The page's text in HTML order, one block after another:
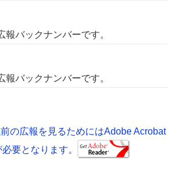
報バックナンバーです。
報バックナンバーです。
の広報を見るためにはAdobe Acrobat
要となります。